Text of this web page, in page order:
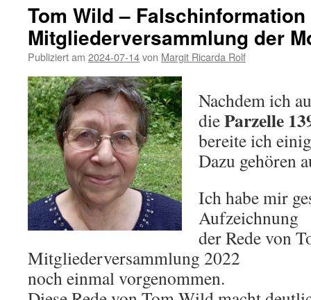
–
Tom Wild –
Mitgliederversammlung der
Publiziert am 2024-07-14von Margit Ricarda Rolf
Nachdem ich
dieParzelle
bereite ich
Dazu gehören
Ich habe mir
Aufzeichnung
der Rede von
Mitgliederversammlung 2022
noch einmal vorgenommen.